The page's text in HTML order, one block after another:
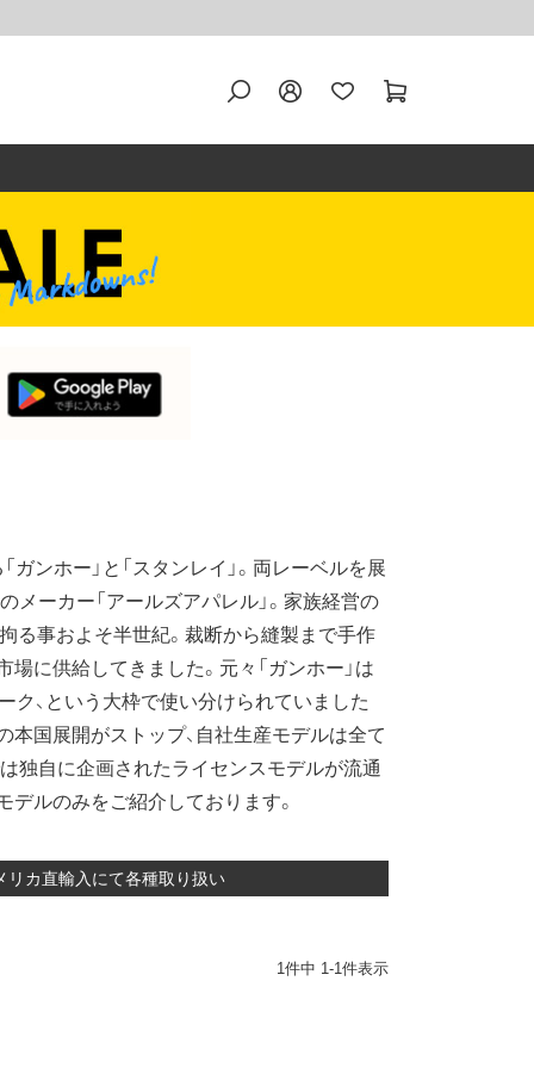
ンホー」と「スタンレイ」。両レーベルを展
メーカー「アールズアパレル」。家族経営の
る事およそ半世紀。裁断から縫製まで手作
に供給してきました。元々「ガンホー」は
ク、という大枠で使い分けられていました
本国展開がストップ、自社生産モデルは全て
独自に企画されたライセンスモデルが流通
デルのみをご紹介しております。
カ直輸入にて各種取り扱い
1件中 1-1件表示